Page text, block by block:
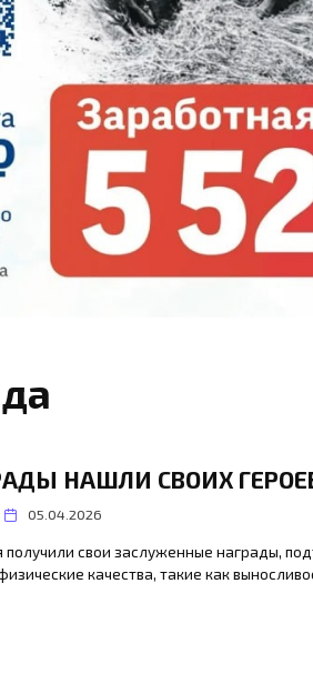
НАШЛИ СВОИХ
05.04.2026
получили свои заслуженные награды,
качества, такие как